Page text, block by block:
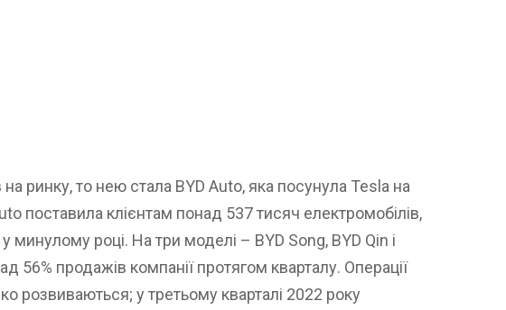
ринку, то нею стала BYD Auto, яка посунула Tesla на
поставила клієнтам понад 537 тисяч електромобілів,
минулому році. На три моделі – BYD Song, BYD Qin і
56% продажів компанії протягом кварталу. Операції
розвиваються; у третьому кварталі 2022 року